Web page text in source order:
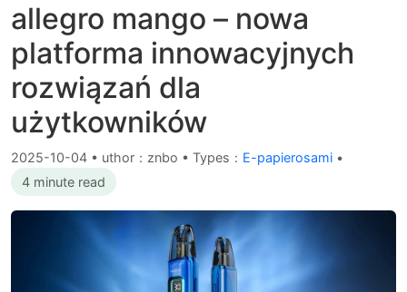
allegro mango – nowa
platforma innowacyjnych
rozwiązań dla
użytkowników
2025-10-04 • uthor：znbo • Types： E-papierosami •
4 minute read